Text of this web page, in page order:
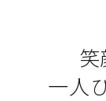
一人